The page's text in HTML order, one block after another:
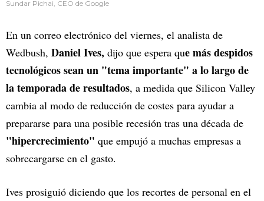
Sundar Pichai, CEO de Google
En un correo electrónico del viernes, el analista de
Wedbush, Daniel Ives, dijo que espera que más despidos
tecnológicos sean un "tema importante" a lo largo de
la temporada de resultados, a medida que Silicon Valley
cambia al modo de reducción de costes para ayudar a
prepararse para una posible recesión tras una década de
"hipercrecimiento" que empujó a muchas empresas a
sobrecargarse en el gasto.
Ives prosiguió diciendo que los recortes de personal en el